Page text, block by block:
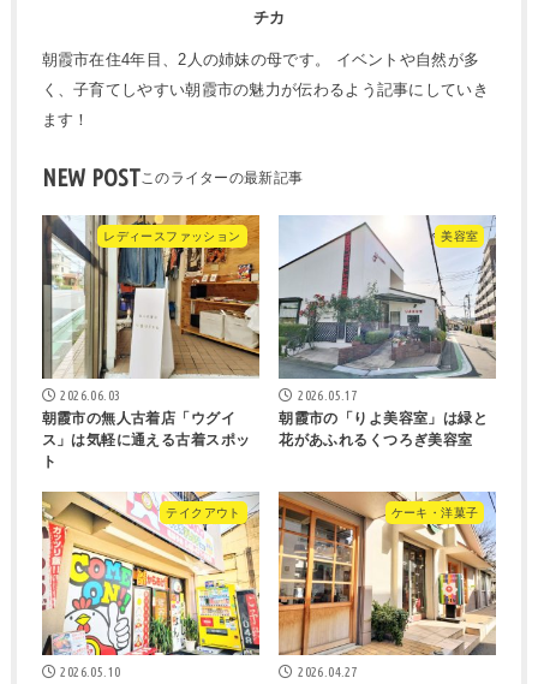
チカ
朝霞市在住4年目、2人の姉妹の母です。 イベントや自然が多
く、子育てしやすい朝霞市の魅力が伝わるよう記事にしていき
ます！
NEW POST
レディースファッション
2026.06.03
朝霞市の無人古着店「ウグイ
ス」は気軽に通える古着スポッ
ト
美容室
2026.05.17
朝霞市の「りよ美容室」は緑と
花があふれるくつろぎ美容室
テイクアウト
2026.05.10
ケーキ・洋菓子
2026.04.27